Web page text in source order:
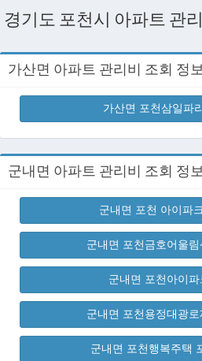
경기도 포천시 아파트 관
가산면 아파트 관리비 조회 정
가산면 포천삼일파
군내면 아파트 관리비 조회 정
군내면 포천 아이파
군내면 포천금호어울
군내면 포천아이
군내면 포천용정대광
군내면 포천행복주택